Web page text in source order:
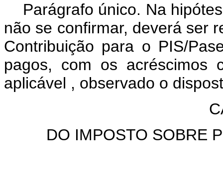
Parágrafo único. Na
não se confirmar, deverá ser
Contribuição para o PIS/
pagos, com os acréscimos
aplicável , observado o
DO IMPOSTO SOBRE